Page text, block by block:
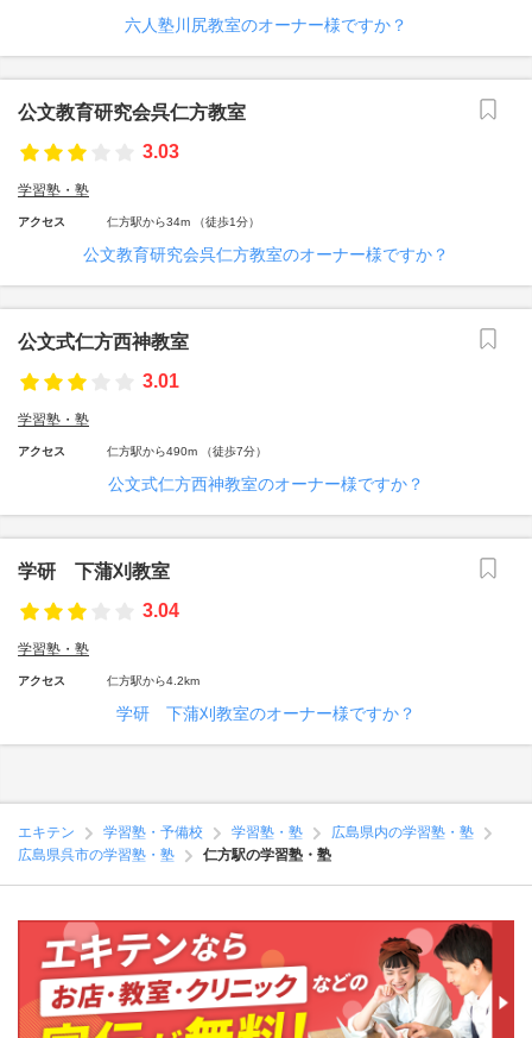
六人塾川尻教室のオーナー様ですか？
公文教育研究会呉仁方教室
3.03
学習塾・塾
アクセス 仁方駅から34m （徒歩1分）
公文教育研究会呉仁方教室のオーナー様ですか？
公文式仁方西神教室
3.01
学習塾・塾
アクセス 仁方駅から490m （徒歩7分）
公文式仁方西神教室のオーナー様ですか？
学研 下蒲刈教室
3.04
学習塾・塾
アクセス 仁方駅から4.2km
学研 下蒲刈教室のオーナー様ですか？
エキテン 学習塾・予備校 学習塾・塾
広島県内の学習塾・塾
広島県呉市の学習塾・塾
仁方駅の学習塾・塾